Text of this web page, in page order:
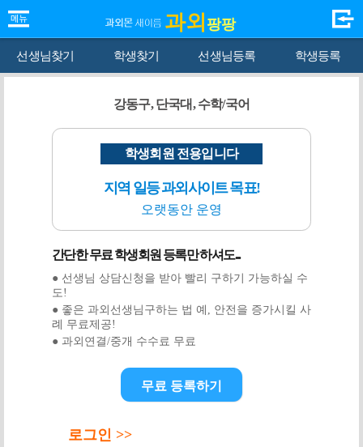
과외 팡팡
선생님찾기 학생찾기 선생님등록 학생등록
강동구, 단국대, 수학/국어
학생회원 전용입니다
지역 일등 과외사이트 목표!
오랫동안 운영
간단한 무료 학생회원 등록만 하셔도...
● 선생님 상담신청을 받아 빨리 구하기 가능하실 수
도!
● 좋은 과외선생님구하는 법 예, 안전을 증가시킬 사
례 무료제공!
● 과외연결/중개 수수료 무료
무료 등록하기
로그인 >>